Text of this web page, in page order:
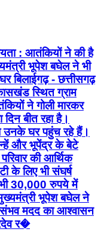
: आतंकियों ने की है
भूपेश बघेल ने भी
बिलाईगढ़ - छत्तीसगढ़
स्थित ग्राम
ने गोली मारकर
बीत रहा है।
उनके घर पहुंच रहे हैं।
और भूपेंद्र के बेटे
की आर्थिक
के लिए भी संघर्ष
30,000 रुपये में
भूपेश बघेल ने
संभव मदद का आश्वासन
र�